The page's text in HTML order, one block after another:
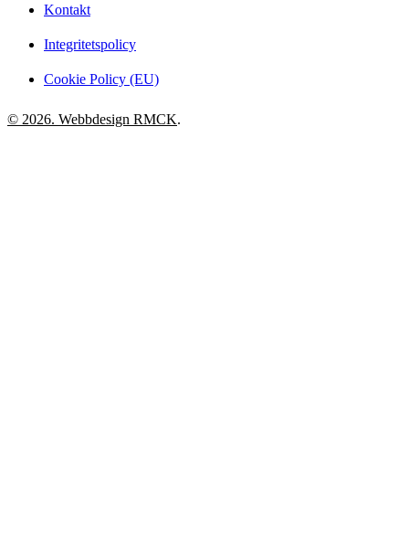
Kontakt
Integritetspolicy
Cookie Policy (EU)
© 2026. Webbdesign RMCK.